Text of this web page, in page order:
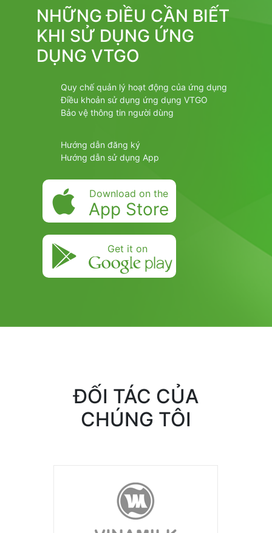
NHỮNG ĐIỀU CẦN BIẾT
KHI SỬ DỤNG ỨNG
DỤNG VTGO
Quy chế quản lý hoạt động của ứng dụng
Điều khoản sử dụng ứng dụng VTGO
Bảo vệ thông tin người dùng
Hướng dẫn đăng ký
Hướng dẫn sử dụng App
Download on the
App Store
Get it on
ĐỐI TÁC CỦA
CHÚNG TÔI